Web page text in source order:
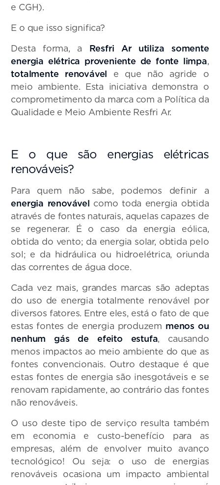
e CGH).
E o que isso significa?
Desta forma, a Resfri Ar utiliza somente
energia elétrica proveniente de fonte limpa,
totalmente renovável e que não agride o
meio ambiente. Esta iniciativa demonstra o
comprometimento da marca com a Política da
Qualidade e Meio Ambiente Resfri Ar.
E o que são energias elétricas
renováveis?
Para quem não sabe, podemos definir a
energia renovável como toda energia obtida
através de fontes naturais, aquelas capazes de
se regenerar. É o caso da energia eólica,
obtida do vento; da energia solar, obtida pelo
sol; e da hidráulica ou hidroelétrica, oriunda
das correntes de água doce.
Cada vez mais, grandes marcas são adeptas
do uso de energia totalmente renovável por
diversos fatores. Entre eles, está o fato de que
estas fontes de energia produzem menos ou
nenhum gás de efeito estufa, causando
menos impactos ao meio ambiente do que as
fontes convencionais. Outro destaque é que
estas fontes de energia são inesgotáveis e se
renovam rapidamente, ao contrário das fontes
não renováveis.
O uso deste tipo de serviço resulta também
em economia e custo-benefício para as
empresas, além de envolver muito avanço
tecnológico! Ou seja: o uso de energias
renováveis ocasiona um impacto ambiental